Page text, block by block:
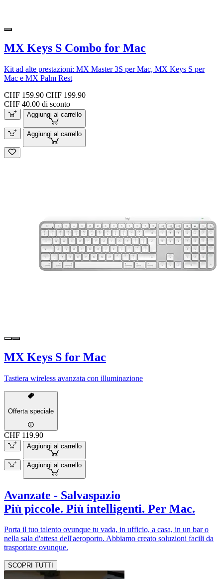
MX Keys S Combo for Mac
Kit ad alte prestazioni: MX Master 3S per Mac, MX Keys S per
Mac e MX Palm Rest
CHF 159.90 CHF 199.90
CHF 40.00 di sconto
Aggiungi al carrello
Aggiungi al carrello
MX Keys S for Mac
Tastiera wireless avanzata con illuminazione
Offerta speciale
CHF 119.90
Aggiungi al carrello
Aggiungi al carrello
Avanzate - Salvaspazio
Più piccole. Più intelligenti. Per Mac.
Porta il tuo talento ovunque tu vada, in ufficio, a casa, in un bar o
nella sala d'attesa dell'aeroporto. Abbiamo creato soluzioni facili da
trasportare ovunque.
SCOPRI TUTTI